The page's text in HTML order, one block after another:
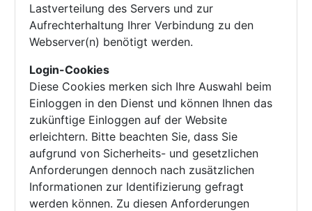
Lastverteilung des Servers und zur
Aufrechterhaltung Ihrer Verbindung zu den
Webserver(n) benötigt werden.
Login-Cookies
Diese Cookies merken sich Ihre Auswahl beim
Einloggen in den Dienst und können Ihnen das
zukünftige Einloggen auf der Website
erleichtern. Bitte beachten Sie, dass Sie
aufgrund von Sicherheits- und gesetzlichen
Anforderungen dennoch nach zusätzlichen
Informationen zur Identifizierung gefragt
werden können. Zu diesen Anforderungen